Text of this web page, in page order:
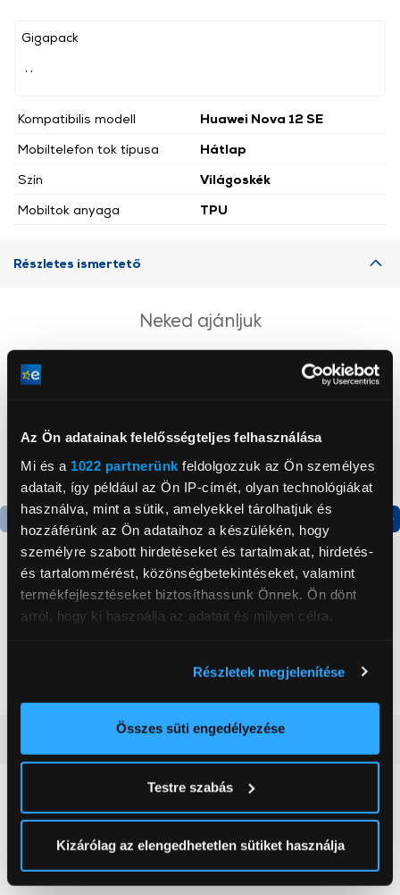
Az Ön adatainak felelősségteljes felhasználása
Mi és a 1022 partnerünk feldolgozzuk az Ön személyes
adatait, így például az Ön IP-címét, olyan technológiákat
használva, mint a sütik, amelyekkel tárolhatjuk és
hozzáférünk az Ön adataihoz a készülékén, hogy
személyre szabott hirdetéseket és tartalmakat, hirdetés-
és tartalommérést, közönségbetekintéseket, valamint
termékfejlesztéseket biztosíthassunk Önnek. Ön dönt
arról, hogy ki használja az adatait és milyen célra.
elhelyezkedéséről pár méteres pontossággal
Az Ön készülékén beazonosítása annak konkrét
módjairól és adja meg preferenciáit aRészletek
pontban. Bármikor módosíthatja vagy visszavonhatja a
Sütinyilatkozathoz való hozzájárulását.
Részletek megjelenítése
Összes süti engedélyezése
Testre szabás
Kizárólag az elengedhetetlen sütiket használja
Gigapack
Kompatibilis modell
Huawei Nova 12 SE
Mobiltelefon tok típusa
Hátlap
Szín
Világoskék
Mobiltok anyaga
TPU
Részletes ismertető
Neked ajánljuk
Gorenje NRS8182KX Side
by side hűtőszekrény
Alulfagyasztós
179 999 Ft
0
0 értékelés